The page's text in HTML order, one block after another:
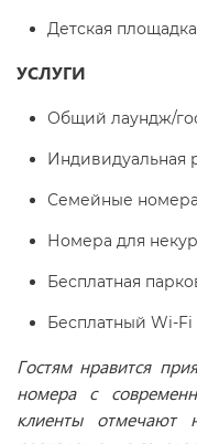
Детская
УСЛУГИ
Общий лаундж/
Индивидуальная
Семейные номера
Номера для
Бесплатная
Бесплатный Wi-Fi
Гостям нравится
номера с
клиенты отмечают